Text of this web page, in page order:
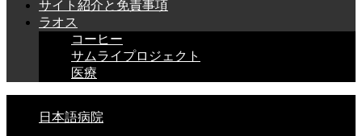
サイト紹介と免責事項
ラオス
コーヒー
サムライプロジェクト
医療
日本語病院